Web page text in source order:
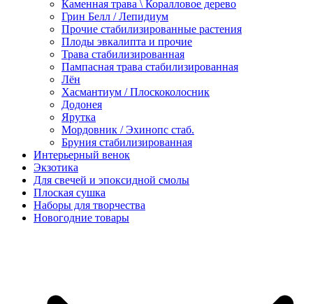
Каменная трава \ Коралловое дерево
Грин Белл / Лепидиум
Прочие стабилизированные растения
Плоды эвкалипта и прочие
Трава стабилизированная
Пампасная трава стабилизированная
Лён
Хасмантиум / Плоскоколосник
Додонея
Ярутка
Мордовник / Эхинопс стаб.
Бруния стабилизированная
Интерьерный венок
Экзотика
Для свечей и эпоксидной смолы
Плоская сушка
Наборы для творчества
Новогодние товары